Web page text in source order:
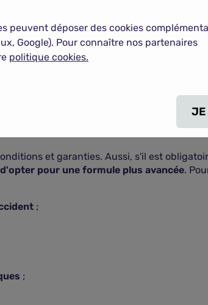
COMPARER LES ASSURANCES
une assurance
des trottinettes électriques, un
et garanties. Aussi, s'il est
pour une formule plus avancée.
;
;
peuvent déposer des cookies
Google). Pour connaître nos partenaires
politique cookies.
JE